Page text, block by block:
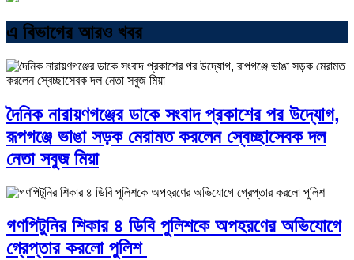
এ বিভাগের আরও খবর
দৈনিক নারায়ণগঞ্জের ডাকে সংবাদ প্রকাশের পর উদ্যোগ,
রূপগঞ্জে ভাঙা সড়ক মেরামত করলেন স্বেচ্ছাসেবক দল
নেতা সবুজ মিয়া
গণপিটুনির শিকার ৪ ডিবি পুলিশকে অপহরণের অভিযোগে
গ্রেপ্তার করলো পুলিশ